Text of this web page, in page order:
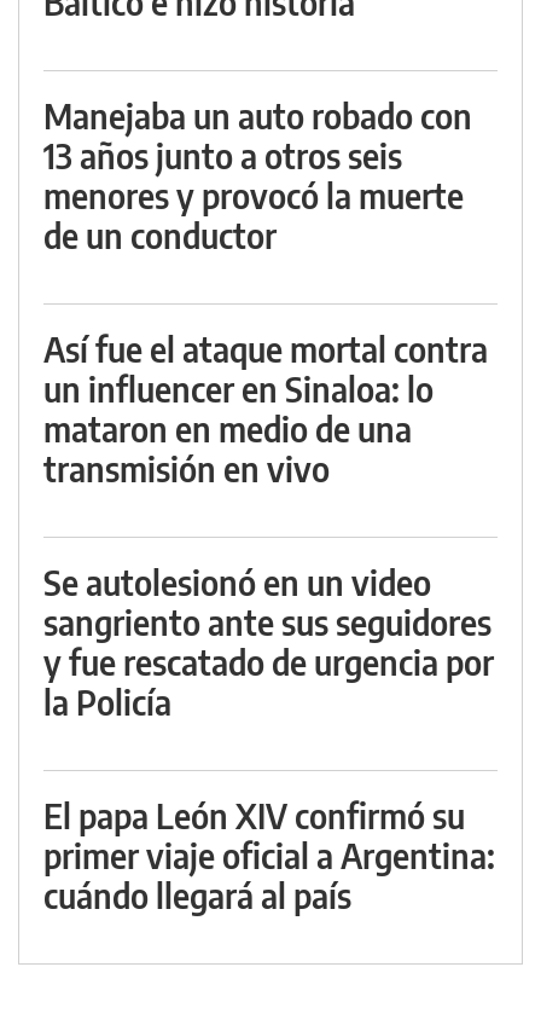
Manejaba un auto robado con
13 años junto a otros seis
menores y provocó la muerte
de un conductor
Así fue el ataque mortal contra
un influencer en Sinaloa: lo
mataron en medio de una
transmisión en vivo
Se autolesionó en un video
sangriento ante sus seguidores
y fue rescatado de urgencia por
la Policía
El papa León XIV confirmó su
primer viaje oficial a Argentina:
cuándo llegará al país